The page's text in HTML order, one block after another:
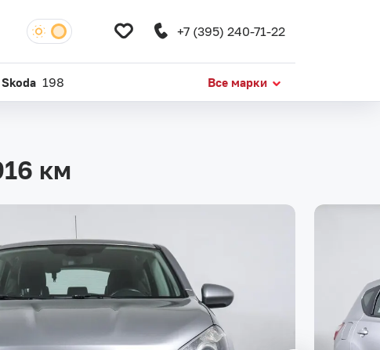
+7 (395) 240-71-22
Skoda 198 Все марки
км